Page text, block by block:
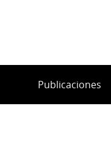
Publicaciones